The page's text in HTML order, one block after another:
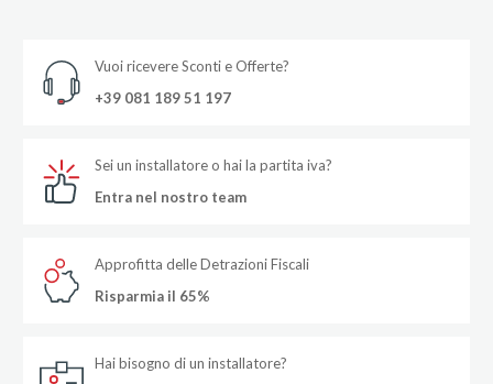
Vuoi ricevere Sconti e Offerte?
+39 081 189 51 197
Sei un installatore o hai la partita iva?
Entra nel nostro team
Approfitta delle Detrazioni Fiscali
Risparmia il 65%
Hai bisogno di un installatore?